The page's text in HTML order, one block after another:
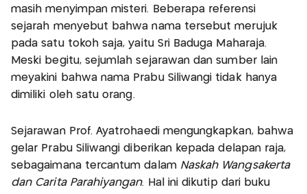
masih menyimpan misteri. Beberapa referensi
sejarah menyebut bahwa nama tersebut merujuk
pada satu tokoh saja, yaitu Sri Baduga Maharaja.
Meski begitu, sejumlah sejarawan dan sumber lain
meyakini bahwa nama Prabu Siliwangi tidak hanya
dimiliki oleh satu orang.
Sejarawan Prof. Ayatrohaedi mengungkapkan, bahwa
gelar Prabu Siliwangi diberikan kepada delapan raja,
sebagaimana tercantum dalam Naskah Wangsakerta
dan Carita Parahiyangan. Hal ini dikutip dari buku